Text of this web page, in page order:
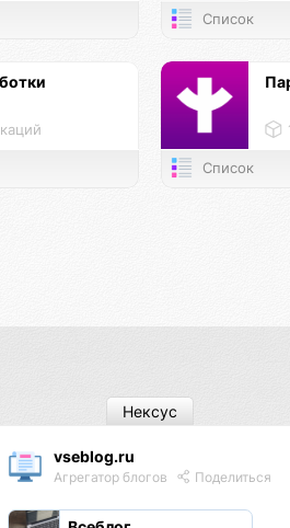
Список
Список
vseblog.ru
Агрегатор блогов Поделиться
Нексус